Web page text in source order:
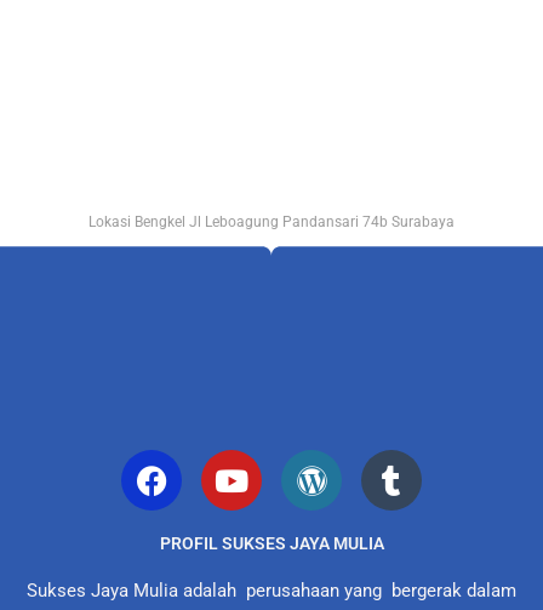
Lokasi Bengkel Jl Leboagung Pandansari 74b Surabaya
PROFIL SUKSES JAYA MULIA
Sukses Jaya Mulia adalah perusahaan yang bergerak dalam